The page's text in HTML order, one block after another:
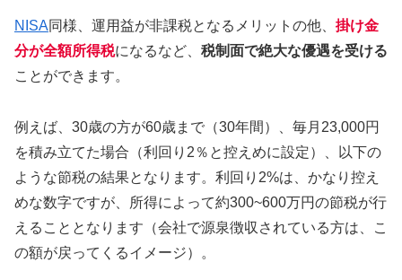
NISA同様、運用益が非課税となるメリットの他、 掛け金
分が全額所得税になるなど、 税制面で絶大な優遇を受ける
ことができます。
例えば、30歳の方が60歳まで（30年間）、毎月23,000円
を積み立てた場合（利回り2％と控えめに設定）、以下の
ような節税の結果となります。利回り2%は、かなり控え
めな数字ですが、所得によって約300~600万円の節税が行
えることとなります（会社で源泉徴収されている方は、こ
の額が戻ってくるイメージ）。